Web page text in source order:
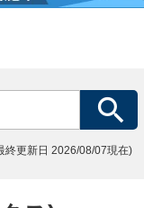
終更新日 2026/08/07現在)